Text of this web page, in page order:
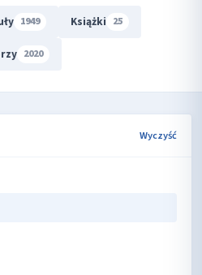
1949 Książki 25
2020
Wyczyść